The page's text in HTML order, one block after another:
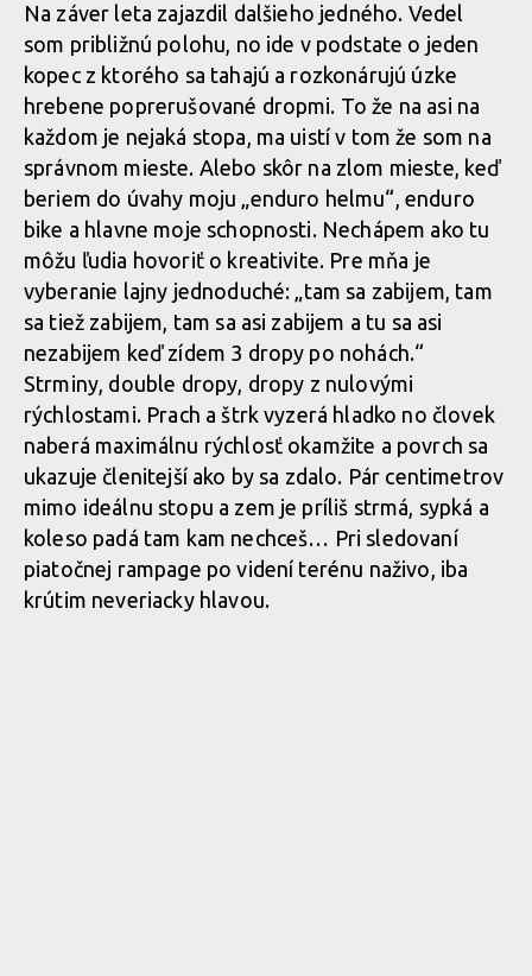
Na záver leta zajazdil dalšieho jedného. Vedel
som približnú polohu, no ide v podstate o jeden
kopec z ktorého sa tahajú a rozkonárujú úzke
hrebene poprerušované dropmi. To že na asi na
každom je nejaká stopa, ma uistí v tom že som na
správnom mieste. Alebo skôr na zlom mieste, keď
beriem do úvahy moju „enduro helmu“, enduro
bike a hlavne moje schopnosti. Nechápem ako tu
môžu ľudia hovoriť o kreativite. Pre mňa je
vyberanie lajny jednoduché: „tam sa zabijem, tam
sa tiež zabijem, tam sa asi zabijem a tu sa asi
nezabijem keď zídem 3 dropy po nohách.“
Strminy, double dropy, dropy z nulovými
rýchlostami. Prach a štrk vyzerá hladko no človek
naberá maximálnu rýchlosť okamžite a povrch sa
ukazuje členitejší ako by sa zdalo. Pár centimetrov
mimo ideálnu stopu a zem je príliš strmá, sypká a
koleso padá tam kam nechceš… Pri sledovaní
piatočnej rampage po videní terénu naživo, iba
krútim neveriacky hlavou.